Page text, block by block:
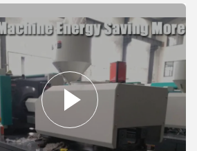
d'injection